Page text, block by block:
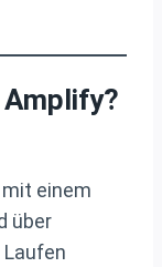
einem
über
Laufen